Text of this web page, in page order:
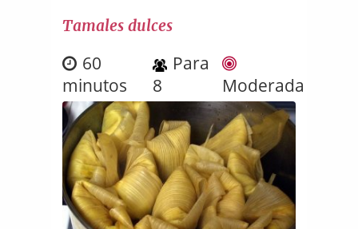
Tamales dulces
60
minutos
Para
8
Moderada